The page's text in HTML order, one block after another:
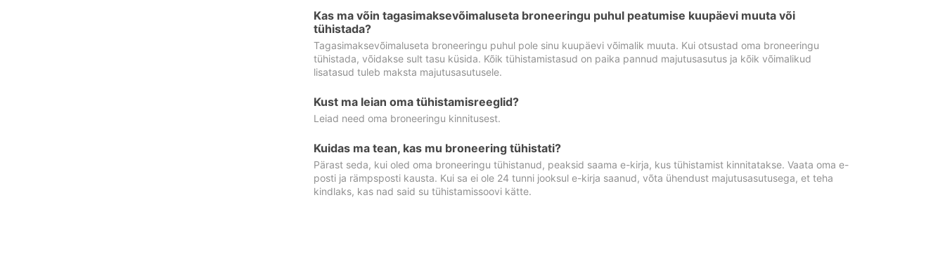
Kas ma võin tagasimaksevõimaluseta broneeringu puhul peatumise kuupäevi muuta või
tühistada?
Tagasimaksevõimaluseta broneeringu puhul pole sinu kuupäevi võimalik muuta. Kui otsustad oma broneeringu
tühistada, võidakse sult tasu küsida. Kõik tühistamistasud on paika pannud majutusasutus ja kõik võimalikud
lisatasud tuleb maksta majutusasutusele.
Kust ma leian oma tühistamisreeglid?
Leiad need oma broneeringu kinnitusest.
Kuidas ma tean, kas mu broneering tühistati?
Pärast seda, kui oled oma broneeringu tühistanud, peaksid saama e-kirja, kus tühistamist kinnitatakse. Vaata oma e-
posti ja rämpsposti kausta. Kui sa ei ole 24 tunni jooksul e-kirja saanud, võta ühendust majutusasutusega, et teha
kindlaks, kas nad said su tühistamissoovi kätte.